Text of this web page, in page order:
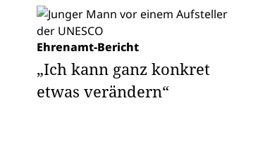
Ehrenamt-Bericht
„Ich kann ganz konkret
etwas verändern“